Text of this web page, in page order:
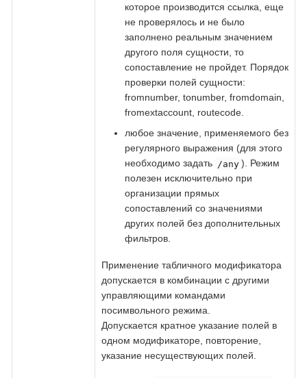
которое производится ссылка, еще
не проверялось и не было
заполнено реальным значением
другого поля сущности, то
сопоставление не пройдет. Порядок
проверки полей сущности:
fromnumber, tonumber, fromdomain,
fromextaccount, routecode.
любое значение, применяемого без
регулярного выражения (для этого
необходимо задать /any ). Режим
полезен исключительно при
организации прямых
сопоставлений со значениями
других полей без дополнительных
фильтров.
Применение табличного модификатора
допускается в комбинации с другими
управляющими командами
посимвольного режима.
Допускается кратное указание полей в
одном модификаторе, повторение,
указание несуществующих полей.